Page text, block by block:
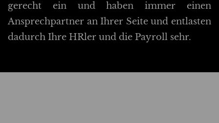
gerecht ein und haben immer einen
Ansprechpartner an Ihrer Seite und entlasten
dadurch Ihre HRler und die Payroll sehr.